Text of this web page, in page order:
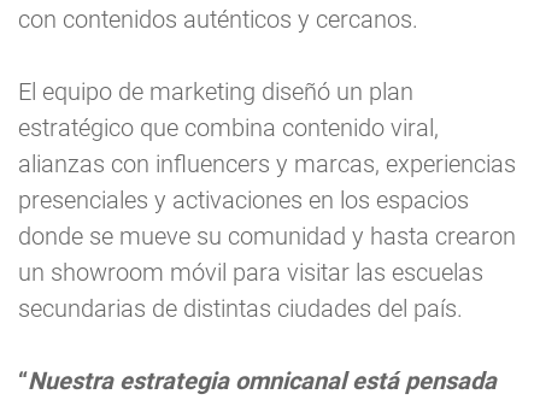
con contenidos auténticos y cercanos.
El equipo de marketing diseñó un plan
estratégico que combina contenido viral,
alianzas con influencers y marcas, experiencias
presenciales y activaciones en los espacios
donde se mueve su comunidad y hasta crearon
un showroom móvil para visitar las escuelas
secundarias de distintas ciudades del país.
“Nuestra estrategia omnicanal está pensada